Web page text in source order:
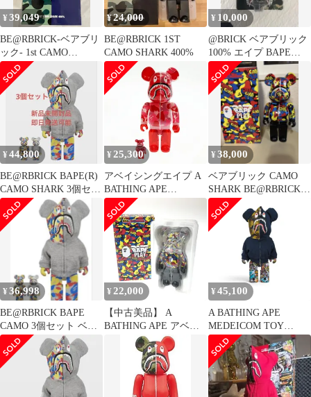
¥39,049
BE@RBRICK-ベアブリ
ック- 1st CAMO
SHARK
BE@RBRICK(NAVY)
400%
¥24,000
BE@RBRICK 1ST
CAMO SHARK 400%
¥ 10,000
@BRICK ベアブリック
100% エイプ BAPE
CAMO SHARK
¥44,800
BE@RBRICK BAPE(R)
CAMO SHARK 3個セッ
ト
¥ 25,300
アベイシングエイプ A
BATHING APE
×MEDICOM TOY メデ
ィコムトイ
BE@RBRICK CLEAR
ABC CAMO SHARK
100％ 400％ ベアブリッ
ク クリア カモ シャー
ク フィギュア ピンク
☆AA★▲■ 250517
¥38,000
ベアブリック CAMO
SHARK BE@RBRICK
400％ ape
¥36,998
BE@RBRICK BAPE
CAMO 3個セット ベア
ブリック
¥ 22,000
【中古美品】 A
BATHING APE アベイ
シングエイプ
BE@RBRICK 超合金
MEDICOM TOY CAMO
SHARK ベアブリック
メディコム トイ カモシ
¥ 45,100
A BATHING APE
MEDEICOM TOY
BE@BTICK BAPE
LEGACY CAMO
SHARK
100%&400%SET アベ
イシングエイプ メディ